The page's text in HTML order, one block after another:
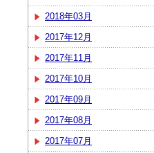
2018年03月
2017年12月
2017年11月
2017年10月
2017年09月
2017年08月
2017年07月